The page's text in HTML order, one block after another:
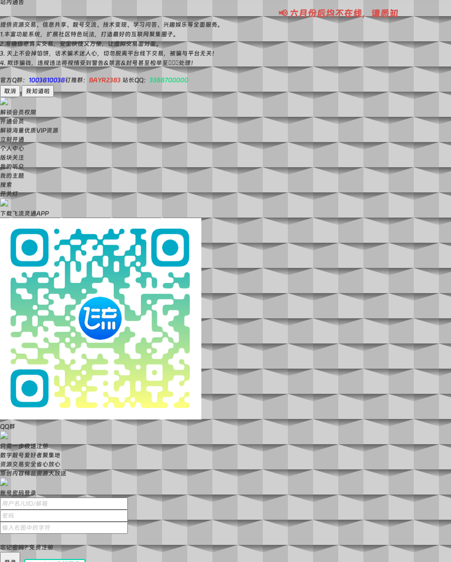
站内通告
📢 六月份后均不在线，请悉知
提供资源交易、信息共享、靓号交流、技术变现、学习问答、兴趣娱乐等全面服务。
1.丰富功能系统，扩展社区特色玩法，打造最好的互联网聚集圈子。
2.准确信息真实交易，安全快捷又方便，让虚拟交易面对面。
3. 天上不会掉馅饼，话术骗术迷人心，切勿脱离平台线下交易，被骗与平台无关！
4. 欺诈骗钱，违规违法将视情受到警告&禁言&封号甚至检举至👮🏻‍♀️处理！
官方Q群： 1003810038钉推群： BAYR2383 站长QQ： 3388700000
取消
我知道啦
解锁会员权限
开通会员
解锁海量优质VIP资源
立刻开通
个人中心
版块关注
我的听众
我的主题
搜索
开关灯
下载飞流灵通APP
QQ群
只需一步极速注册
数字靓号爱好者聚集地
资源交易安全省心放心
原创内容精品资源大放送
账号密码登录
忘记密码? 免费注册